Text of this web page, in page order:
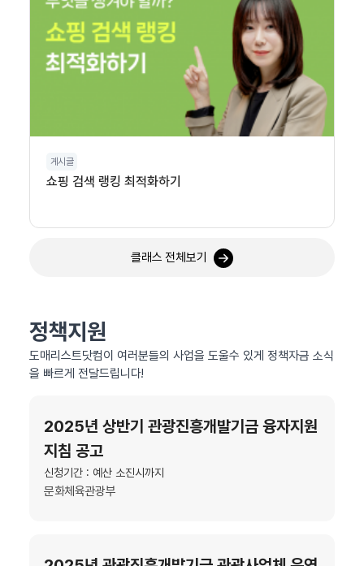
게시글
쇼핑 검색 랭킹 최적화하기
클래스 전체보기
정책지원
도매리스트닷컴이 여러분들의 사업을 도울수 있게 정책자금 소식
을 빠르게 전달드립니다!
2025년 상반기 관광진흥개발기금 융자지원
지침 공고
신청기간 : 예산 소진시까지
문화체육관광부